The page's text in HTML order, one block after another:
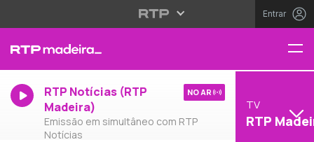
Entrar
RTP Notícias (RTP
Madeira)
Emissão em simultâneo com RTP
Notícias
NO AR
TV
RTP